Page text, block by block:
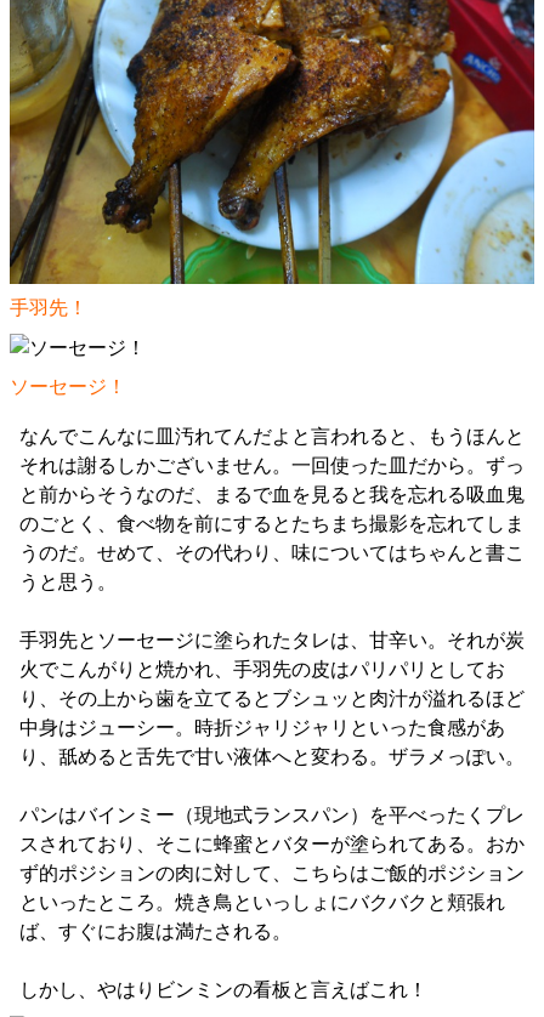
手羽先！
ソーセージ！
なんでこんなに皿汚れてんだよと言われると、もうほんと
それは謝るしかございません。一回使った皿だから。ずっ
と前からそうなのだ、まるで血を見ると我を忘れる吸血鬼
のごとく、食べ物を前にするとたちまち撮影を忘れてしま
うのだ。せめて、その代わり、味についてはちゃんと書こ
うと思う。
手羽先とソーセージに塗られたタレは、甘辛い。それが炭
火でこんがりと焼かれ、手羽先の皮はパリパリとしてお
り、その上から歯を立てるとブシュッと肉汁が溢れるほど
中身はジューシー。時折ジャリジャリといった食感があ
り、舐めると舌先で甘い液体へと変わる。ザラメっぽい。
パンはバインミー（現地式ランスパン）を平べったくプレ
スされており、そこに蜂蜜とバターが塗られてある。おか
ず的ポジションの肉に対して、こちらはご飯的ポジション
といったところ。焼き鳥といっしょにバクバクと頬張れ
ば、すぐにお腹は満たされる。
しかし、やはりビンミンの看板と言えばこれ！